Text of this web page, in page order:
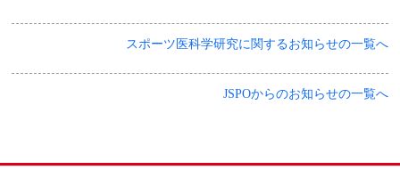
スポーツ医科学研究に関するお知らせの一覧へ
JSPOからのお知らせの一覧へ